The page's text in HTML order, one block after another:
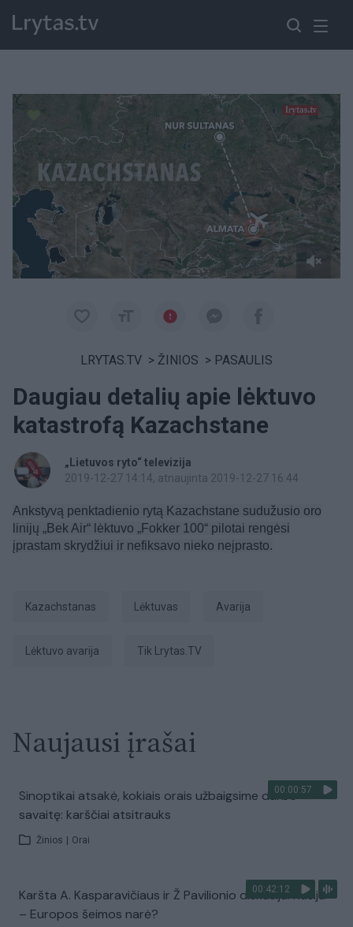
Paremkite Ukrainą
LRYTAS.TV > ŽINIOS > PASAULIS
Daugiau detalių apie lėktuvo
katastrofą Kazachstane
„Lietuvos ryto“ televizija
2019-12-27 14:14, atnaujinta 2019-12-27 16:44
Ankstyvą penktadienio rytą Kazachstane sudužusio oro
linijų „Bek Air“ lėktuvo „Fokker 100“ pilotai rengėsi
įprastam skrydžiui ir nefiksavo nieko neįprasto.
Kazachstanas Lėktuvas avarija
lėktuvo avarija tik Lrytas.TV
Naujausi įrašai
00:00:57
Sinoptikai atsakė, kokiais orais užbaigsime darbo
savaitę: karščiai atsitrauks
Žinios Orai
00:42:12
Karšta A. Kasparavičiaus ir Ž Pavilionio diskusija: Rusija
– Europos šeimos narė?